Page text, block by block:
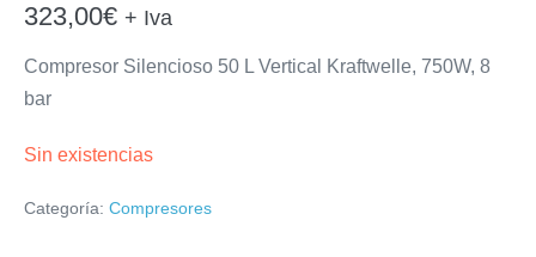
323,00€ + Iva
Compresor Silencioso 50 L Vertical Kraftwelle, 750W, 8
bar
Sin existencias
Categoría: Compresores